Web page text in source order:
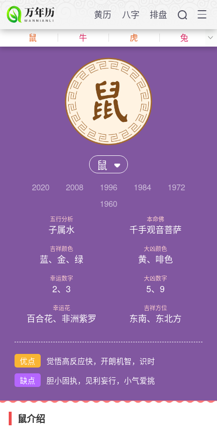
黄历 八字 排盘
鼠 牛 虎 兔
鼠
2020 2008 1996 1984
1972
1960
五行分析
子属水
本命佛
千手观音菩萨
吉祥颜色
蓝、金、绿
大凶颜色
黄、啡色
幸运数字
2、3
大凶数字
5、9
幸运花
百合花、非洲紫罗
吉祥方位
东南、东北方
优点
觉悟高反应快，开朗机智，识时
缺点
胆小固执，见利妄行，小气爱挑
鼠介绍